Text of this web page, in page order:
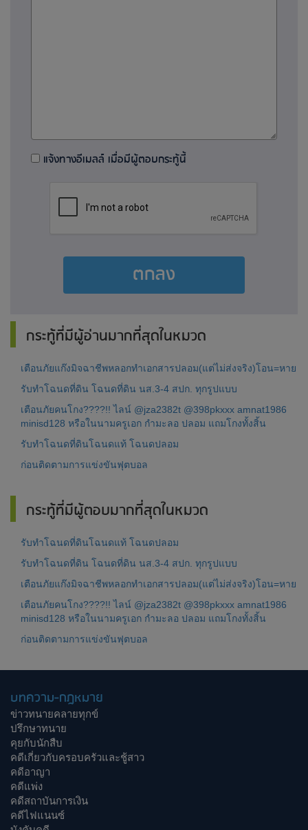
แจ้งทางอีเมลล์ เมื่อมีผู้ตอบกระทู้นี้
ตกลง
กระทู้ที่มีผู้อ่านมากที่สุดในหมวด
เตือนภัยแก๊งมิจฉาชีพหลอกทำเอกสารปลอม(แต่ไม่ส่งจริง)โอน=หาย
รับทำโฉนดที่ดิน โฉนดที่ดิน นส.3-4 สปก. ทุกรูปแบบ
เตือนภัยคนโกง????!! ไลน์ @jza2382t @398pkxxx amnat1986
minisd128 หรือในนามครูเอก กำมะลอ ปลอม แถมโกงทั้งสิ้น
รับทำโฉนดที่ดินโฉนดแท้ โฉนดปลอม
ก่อนติดตามการแข่งขันฟุตบอล
กระทู้ที่มีผู้ตอบมากที่สุดในหมวด
รับทำโฉนดที่ดินโฉนดแท้ โฉนดปลอม
รับทำโฉนดที่ดิน โฉนดที่ดิน นส.3-4 สปก. ทุกรูปแบบ
เตือนภัยแก๊งมิจฉาชีพหลอกทำเอกสารปลอม(แต่ไม่ส่งจริง)โอน=หาย
เตือนภัยคนโกง????!! ไลน์ @jza2382t @398pkxxx amnat1986
minisd128 หรือในนามครูเอก กำมะลอ ปลอม แถมโกงทั้งสิ้น
ก่อนติดตามการแข่งขันฟุตบอล
บทความ-กฎหมาย
ข่าวทนายคลายทุกข์
ปรึกษาทนาย
คุยกับนักสืบ
คดีเกี่ยวกับครอบครัวและชู้สาว
คดีอาญา
คดีแพ่ง
คดีสถาบันการเงิน
คดีไฟแนนซ์